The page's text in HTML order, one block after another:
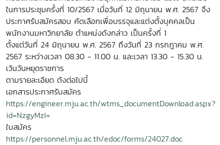
ในการประชุมครั้งที่ 10/2567 เมื่อวันที่ 12 มิถุนายน พ.ศ. 2567 จึง
ประกาศรับสมัครสอบ คัดเลือกเพื่อบรรจุและแต่งตั้งบุคคลเป็น
พนักงานมหาวิทยาลัย ตำแหน่งดังกล่าว เป็นครั้งที่ 1
ตั้งแต่วันที่ 24 มิถุนายน พ.ศ. 2567 ถึงวันที่ 23 กรกฎาคม พ.ศ.
2567 ระหว่างเวลา 08.30 - 11.00 น. และเวลา 13.30 - 15.30 น.
เว้นวันหยุดราชการ
ตามรายละเอียด ดังต่อไปนี้
เอกสารประกาศรับสมัคร
https://engineer.mju.ac.th/wtms_documentDownload.aspx?
id=NzgyMzI=
ใบสมัคร
https://personnel.mju.ac.th/edoc/forms/24027.doc